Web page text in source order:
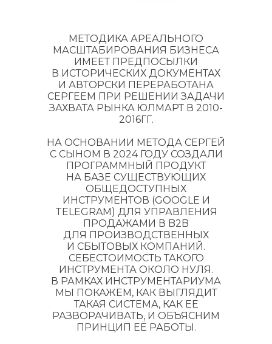
09:30-13:00 - ПЕРВЫЙ ЭТАП РАБОТЫ
13:00-14:00 - ПЕРЕРЫВ ОБЕД
14:00-16:30 - ВТОРОЙ ЭТАП РАБОТЫ
МЕТОДИКА АРЕАЛЬНОГО
МАСШТАБИРОВАНИЯ БИЗНЕСА
ИМЕЕТ ПРЕДПОСЫЛКИ
В ИСТОРИЧЕСКИХ ДОКУМЕНТАХ
И АВТОРСКИ ПЕРЕРАБОТАНА
СЕРГЕЕМ ПРИ РЕШЕНИИ ЗАДАЧИ
ЗАХВАТА РЫНКА ЮЛМАРТ В 2010-
2016ГГ.
НА ОСНОВАНИИ МЕТОДА СЕРГЕЙ
С СЫНОМ В 2024 ГОДУ СОЗДАЛИ
ПРОГРАММНЫЙ ПРОДУКТ
НА БАЗЕ СУЩЕСТВУЮЩИХ
ОБЩЕДОСТУПНЫХ
ИНСТРУМЕНТОВ (GOOGLE И
TELEGRAM) ДЛЯ УПРАВЛЕНИЯ
ПРОДАЖАМИ В B2B
ДЛЯ ПРОИЗВОДСТВЕННЫХ
И СБЫТОВЫХ КОМПАНИЙ.
СЕБЕСТОИМОСТЬ ТАКОГО
ИНСТРУМЕНТА ОКОЛО НУЛЯ.
В РАМКАХ ИНСТРУМЕНТАРИУМА
МЫ ПОКАЖЕМ, КАК ВЫГЛЯДИТ
ТАКАЯ СИСТЕМА, КАК ЕЕ
РАЗВОРАЧИВАТЬ, И ОБЪЯСНИМ
ПРИНЦИП ЕЁ РАБОТЫ.